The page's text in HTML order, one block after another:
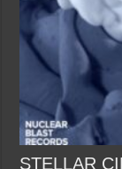
STELLAR